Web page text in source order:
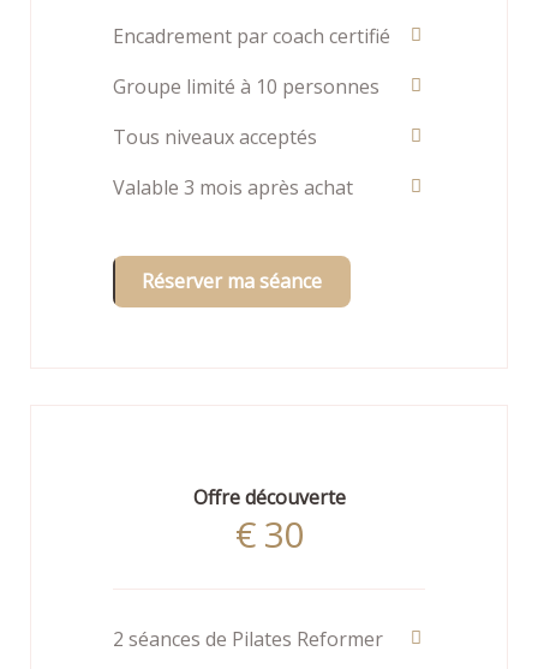
Encadrement par coach certifié
Groupe limité à 10 personnes
Tous niveaux acceptés
Valable 3 mois après achat
Réserver ma séance
Offre découverte
€30
2 séances de Pilates Reformer